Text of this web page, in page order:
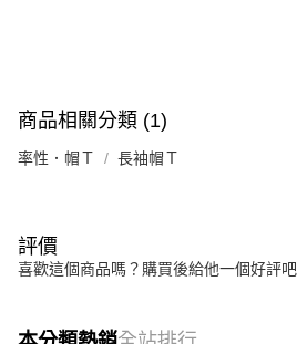
商品相關分類 (1)
率性．帽Ｔ 長袖帽Ｔ
評價
喜歡這個商品嗎？購買後給他一個好評吧